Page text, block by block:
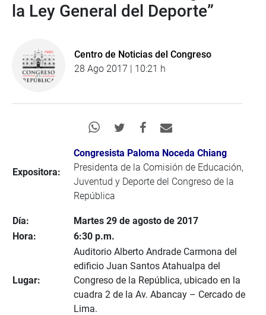
la Ley General del Deporte”
Centro de Noticias del Congreso
28 Ago 2017 | 10:21 h
Expositora:
Congresista Paloma Noceda Chiang
Presidenta de la Comisión de Educación,
Juventud y Deporte del Congreso de la
República
Día:
Martes 29 de agosto de 2017
Hora:
6:30 p.m.
Lugar:
Auditorio Alberto Andrade Carmona del
edificio Juan Santos Atahualpa del
Congreso de la República, ubicado en la
cuadra 2 de la Av. Abancay – Cercado de
Lima.